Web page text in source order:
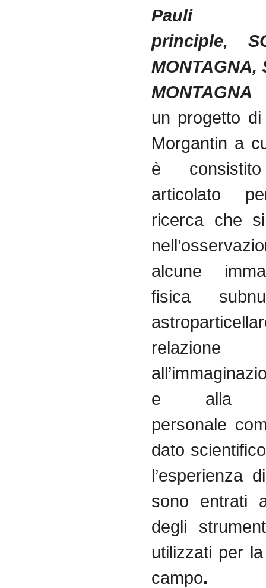
Pauli
principle,
MONTAGNA,
un progetto
Morgantin a
è
articolato
ricerca che
alcune
fisica
relazione
e alla
personale
dato scientifico
l’esperienza
sono entrati
degli
utilizzati per
campo.